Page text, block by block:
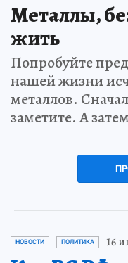
Металлы,
жить
Попробуйте
нашей жизни
металлов.
заметите. А
НОВОСТИ ПОЛИТИКА 16